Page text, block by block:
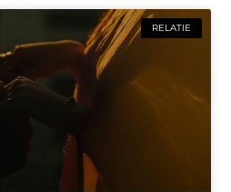
RELATIE